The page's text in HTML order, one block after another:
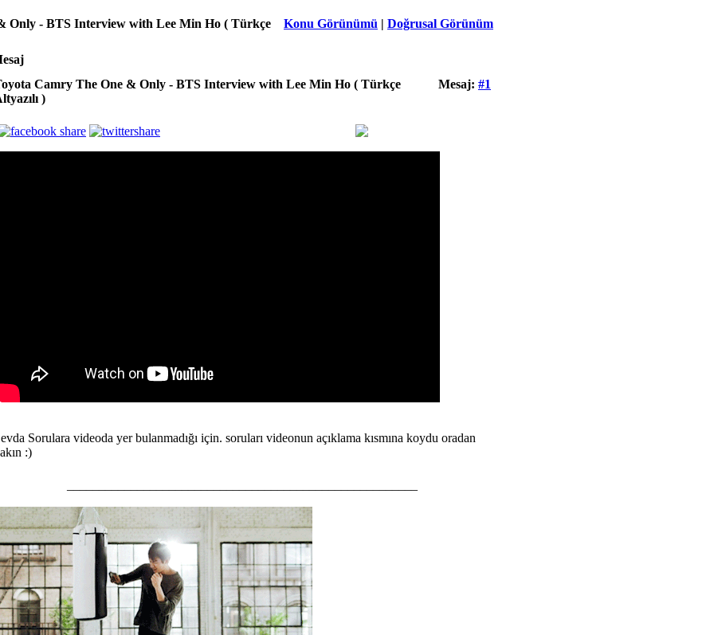
Konu Görünümü | Doğrusal Görünüm
Only - BTS Interview with Lee Min Ho ( Türkçe
Mesaj: #1
Camry The One & Only - BTS Interview with Lee Min Ho ( Türkçe
)
Sorulara videoda yer bulanmadığı için. soruları videonun açıklama kısmına koydu oradan
:)